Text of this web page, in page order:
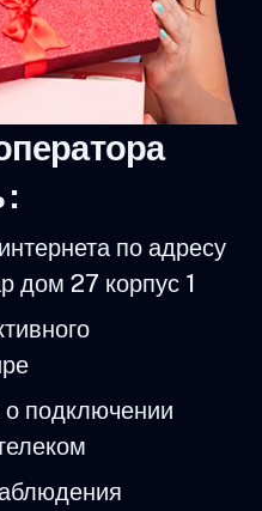
:
по адресу
дом 27 корпус 1
подключении